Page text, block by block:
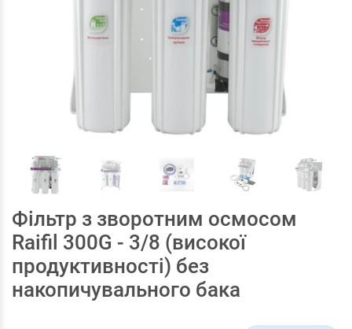
Фільтр з зворотним осмосом
Raifil 300G - 3/8 (високої
продуктивності) без
накопичувального бака